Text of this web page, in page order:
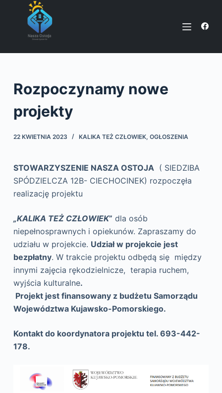
ś
c
Rozpoczynamy nowe
projekty
22 KWIETNIA 2023 KALIKA TEŻ CZŁOWIEK, OGŁOSZENIA
STOWARZYSZENIE NASZA OSTOJA( SIEDZIBA
SPÓDZIELCZA 12B- CIECHOCINEK) rozpoczęła
realizację projektu
„KALIKA TEŻ CZŁOWIEK” dla osób
niepełnosprawnych i opiekunów. Zapraszamy do
udziału w projekcie. Udział w projekcie jest
bezpłatny. W trakcie projektu odbędą się między
innymi zajęcia rękodzielnicze, terapia ruchem,
wyjścia kulturalne.
Projekt jest finansowany z budżetu Samorządu
Województwa Kujawsko-Pomorskiego.
Kontakt do koordynatora projektu tel. 693-442-
178.